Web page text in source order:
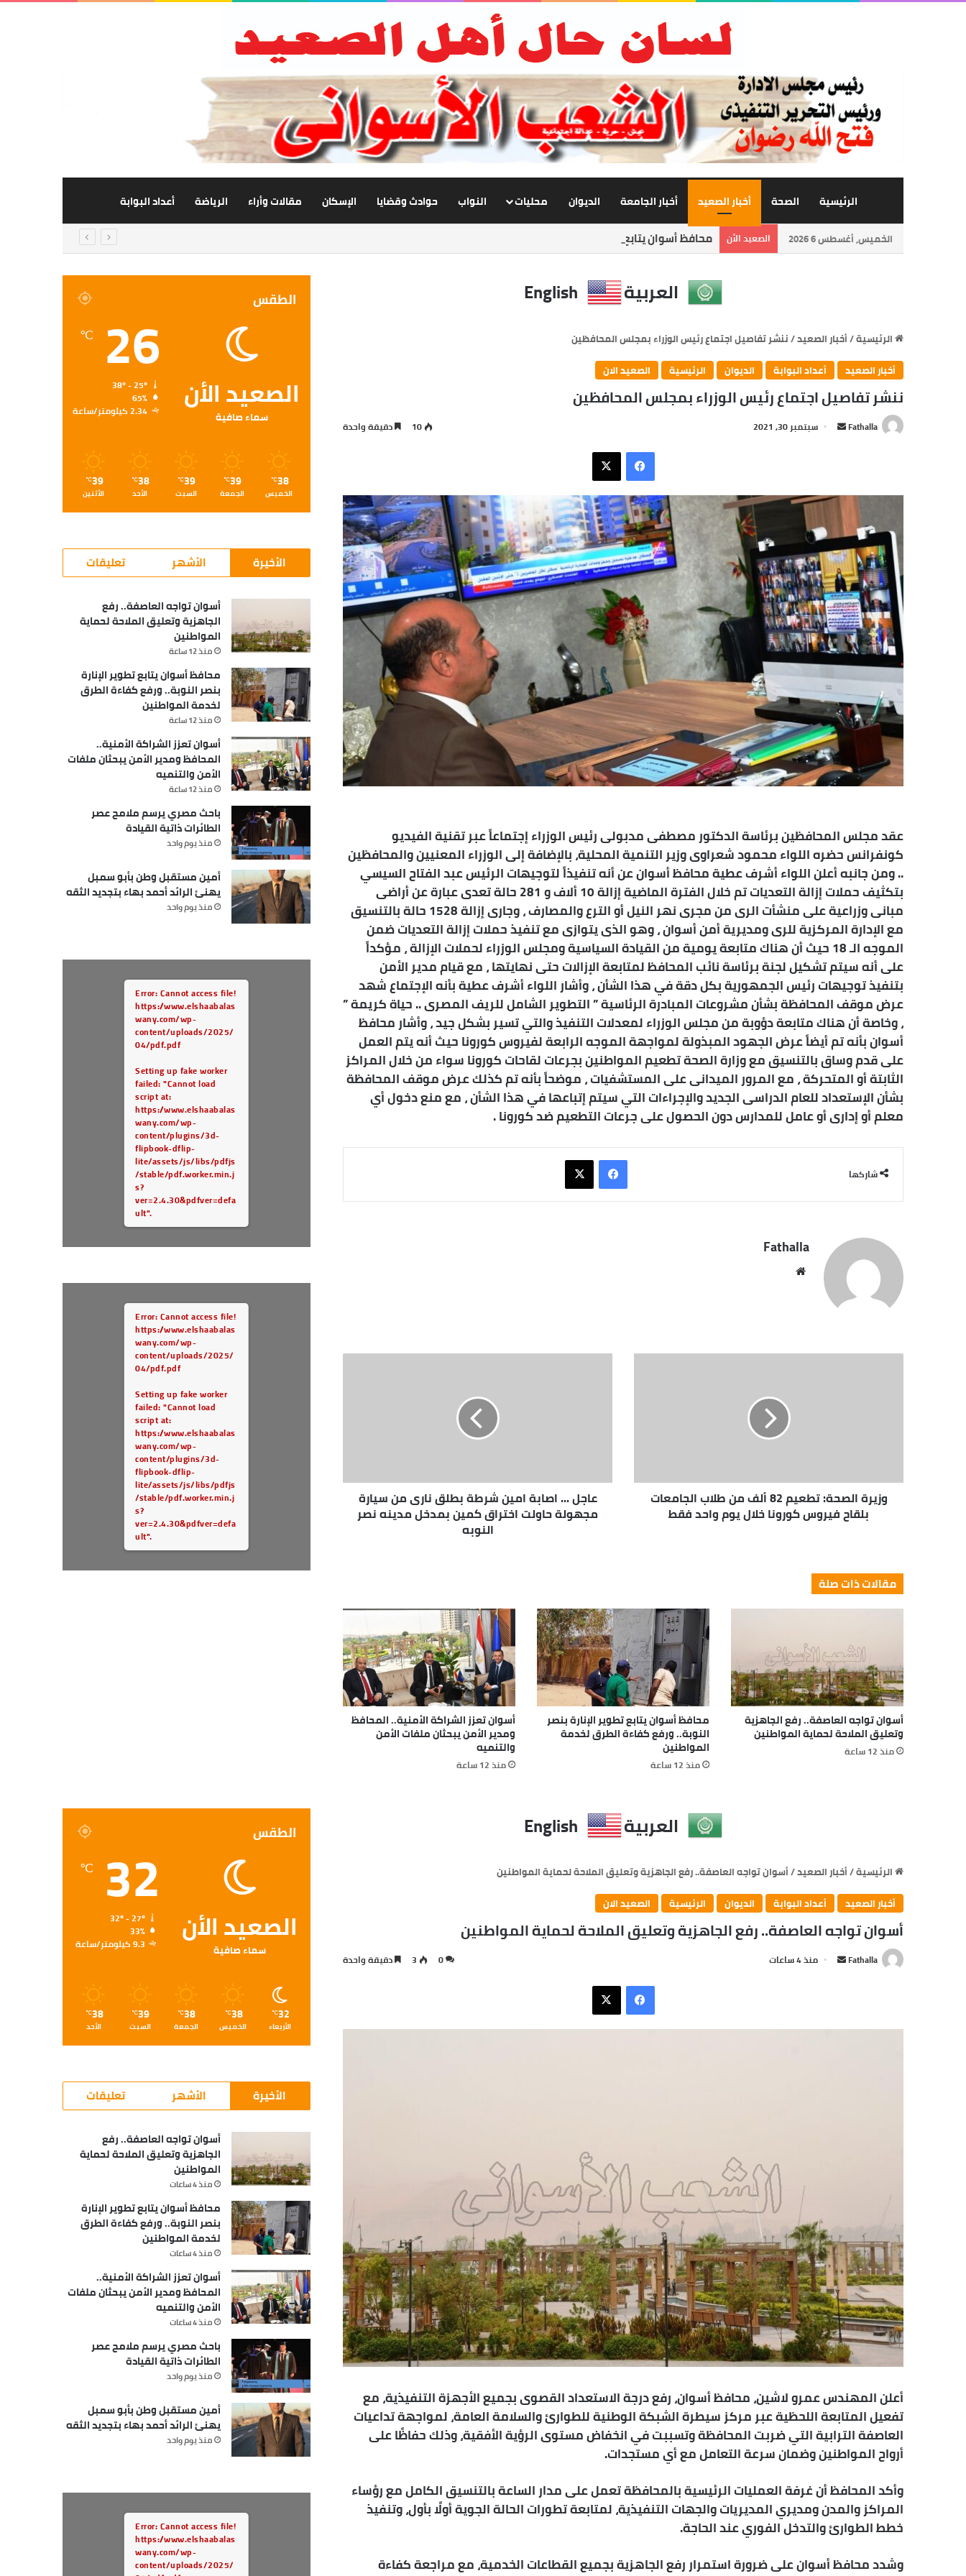
الرئيسية الصحة أخبار الصعيد أخبار الجامعة الديوان محليات النواب حوادث وقضايا الإسكان مقالات وأراء الرياضة أعداد البوابة
الخميس, أغسطس 6 2026 الصعيد الأن محافظ أسوان يتابع تطوير الإنارة بنصر النوبة.. ورفع كفاءة الطرق لخدمة المواطنين
العربية English
الرئيسية/أخبار الصعيد/ننشر تفاصيل اجتماع رئيس الوزراء بمجلس المحافظين
أخبار الصعيد
أعداد البوابة الديوان الرئيسية الصعيد الان
ننشر تفاصيل اجتماع رئيس الوزراء بمجلس المحافظين
Fathalla
أرسل سبتمبر 30, 2021 10 دقيقة واحدة
فيسبوك
X
عقد مجلس المحافظين برئاسة الدكتور مصطفى مدبولى رئيس الوزراء إجتماعاً عبر تقنية الفيديو
كونفرانس حضره اللواء محمود شعراوى وزير التنمية المحلية، بالإضافة إلى الوزراء المعنيين والمحافظين
.. ومن جانبه أعلن اللواء أشرف عطية محافظ أسوان عن أنه تنفيذاً لتوجيهات الرئيس عبد الفتاح السيسي
بتكثيف حملات إزالة التعديات تم خلال الفترة الماضية إزالة 10 ألاف و 281 حالة تعدى عبارة عن أراضى
مبانى وزراعية على منشأت الرى من مجرى نهر النيل أو الترع والمصارف ، وجارى إزالة 1528 حالة بالتنسيق
مع الإدارة المركزية للرى ومديرية أمن أسوان ، وهو الذى يتوازى مع تنفيذ حملات إزالة التعديات ضمن
الموجه الـ 18 حيث أن هناك متابعة يومية من القيادة السياسية ومجلس الوزراء لحملات الإزالة ، مؤكداً
على أنه سيتم تشكيل لجنة برئاسة نائب المحافظ لمتابعة الإزالات حتى نهايتها ، مع قيام مدير الأمن
بتنفيذ توجيهات رئيس الجمهورية بكل دقة في هذا الشأن ، وأشار اللواء أشرف عطية بأنه الإجتماع شهد
عرض موقف المحافظة بشأن مشروعات المبادرة الرئاسية ” التطوير الشامل للريف المصرى .. حياة كريمة ”
، وخاصة أن هناك متابعة دؤوبة من مجلس الوزراء لمعدلات التنفيذ والتي تسير بشكل جيد ، وأشار محافظ
أسوان بأنه تم أيضاً عرض الجهود المبذولة لمواجهة الموجه الرابعة لفيروس كورونا حيث أنه يتم العمل
على قدم وساق بالتنسيق مع وزارة الصحة تطعيم المواطنين بجرعات لقاحات كورونا سواء من خلال المراكز
الثابتة أو المتحركة ، مع المرور الميدانى على المستشفيات ، موضحاً بأنه تم كذلك عرض موقف المحافظة
بشأن الإستعداد للعام الدراسى الجديد والإجراءات التي سيتم إتباعها في هذا الشأن ، مع منع دخول أي
معلم أو إدارى أو عامل للمدارس دون الحصول على جرعات التطعيم ضد كورونا .
شاركها
فيسبوك
X
Fathalla
وزيرة الصحة: تطعيم 82 ألف من طلاب الجامعات
بلقاح فيروس كورونا خلال يوم واحد فقط
عاجل ... اصابة امين شرطة بطلق نارى من سيارة
مجهولة حاولت اختراق كمين بمدخل مدينه نصر
النوبه
مقالات ذات صلة
أسوان تواجه العاصفة.. رفع الجاهزية
وتعليق الملاحة لحماية المواطنين
منذ 12 ساعة
محافظ أسوان يتابع تطوير الإنارة بنصر
النوبة.. ورفع كفاءة الطرق لخدمة
المواطنين
منذ 12 ساعة
أسوان تعزز الشراكة الأمنية.. المحافظ
ومدير الأمن يبحثان ملفات الأمن
والتنميه
منذ 12 ساعة
الطقس
الصعيد الأن
سماء صافية
26
℃
65%
2.34 كيلومتر/ساعة
38
℃
الخميس
39
℃
الجمعة
39
℃
السبت
38
℃
الأحد
39
℃
الأثنين
الأخيرة الأشهر تعليقات
أسوان تواجه العاصفة.. رفع
الجاهزية وتعليق الملاحة لحماية
المواطنين
منذ 12 ساعة
محافظ أسوان يتابع تطوير الإنارة
بنصر النوبة.. ورفع كفاءة الطرق
لخدمة المواطنين
منذ 12 ساعة
أسوان تعزز الشراكة الأمنية..
المحافظ ومدير الأمن يبحثان ملفات
الأمن والتنميه
منذ 12 ساعة
باحث مصري يرسم ملامح عصر
الطائرات ذاتية القيادة
منذ يوم واحد
أمين مستقبل وطن بأبو سمبل
يهنئ الرائد أحمد بهاء بتجديد الثقه
منذ يوم واحد
Error: Cannot access file!
https://www.elshaabalas
wany.com/wp-
content/uploads/2025/
04/pdf.pdf
Setting up fake worker
failed: "Cannot load
script at:
https://www.elshaabalas
wany.com/wp-
content/plugins/3d-
flipbook-dflip-
lite/assets/js/libs/pdfjs
/stable/pdf.worker.min.j
s?
ver=2.4.30&pdfver=defa
ult".
Error: Cannot access file!
https://www.elshaabalas
wany.com/wp-
content/uploads/2025/
04/pdf.pdf
Setting up fake worker
failed: "Cannot load
script at:
https://www.elshaabalas
wany.com/wp-
content/plugins/3d-
flipbook-dflip-
lite/assets/js/libs/pdfjs
/stable/pdf.worker.min.j
s?
ver=2.4.30&pdfver=defa
ult".